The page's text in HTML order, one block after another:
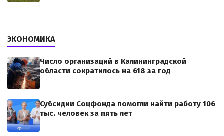
ЭКОНОМИКА
Число организаций в Калининградской
области сократилось на 618 за год
Субсидии Соцфонда помогли найти работу 106
тыс. человек за пять лет